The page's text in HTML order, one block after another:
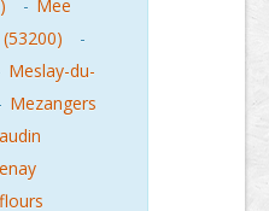
- Mee
-
Meslay-du-
Mezangers